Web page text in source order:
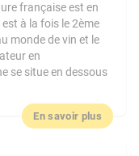
française est en
à la fois le 2ème
monde de vin et le
en
se situe en dessous
En savoir plus